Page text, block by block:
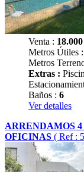
Venta : 18.000
Metros Útiles :
Metros
Extras :
Baños : 6
Ver detalles
ARRENDAMOS
OFICINAS ( Ref :